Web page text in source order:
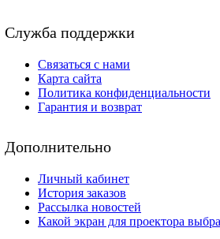
Служба поддержки
Связаться с нами
Карта сайта
Политика конфиденциальности
Гарантия и возврат
Дополнительно
Личный кабинет
История заказов
Рассылка новостей
Какой экран для проектора